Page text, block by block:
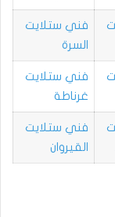
فني ستلايت
السرة
فني ستلايت
غرناطة
فني ستلايت
القيروان